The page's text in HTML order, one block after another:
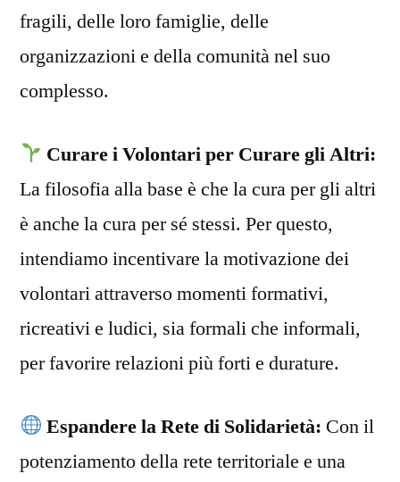
fragili, delle loro famiglie, delle
organizzazioni e della comunità nel suo
complesso.
Curare i Volontari per Curare gli Altri:
La filosofia alla base è che la cura per gli altri
è anche la cura per sé stessi. Per questo,
intendiamo incentivare la motivazione dei
volontari attraverso momenti formativi,
ricreativi e ludici, sia formali che informali,
per favorire relazioni più forti e durature.
Espandere la Rete di Solidarietà: Con il
potenziamento della rete territoriale e una